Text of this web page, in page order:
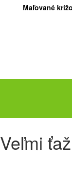
Maľované
Veľmi